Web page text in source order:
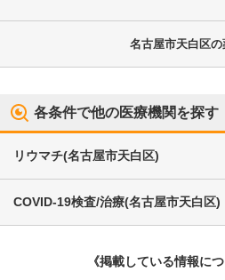
名古屋市天白区の
各条件で他の医療機関を探す
リウマチ(名古屋市天白区)
COVID-19検査/治療(名古屋市天白区)
《掲載している情報に